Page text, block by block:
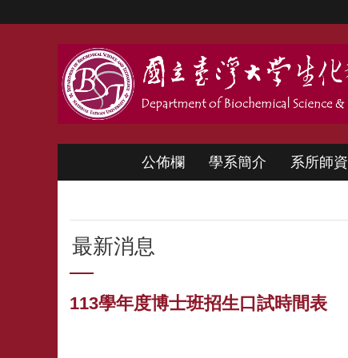
公佈欄 學系簡介 系所師資
最新消息
113學年度博士班招生口試時間表